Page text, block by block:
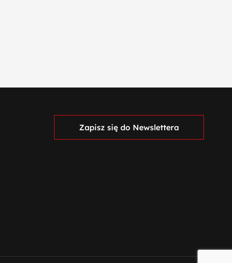
Zapisz się do Newslettera